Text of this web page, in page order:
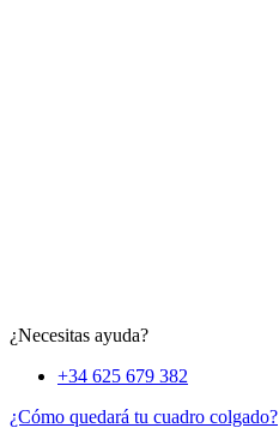
¿Necesitas ayuda?
+34 625 679 382
¿Cómo quedará tu cuadro colgado?